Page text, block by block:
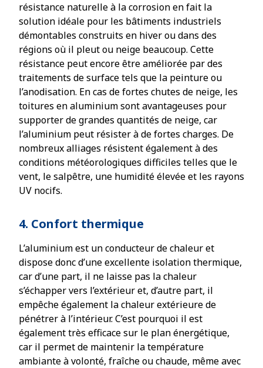
résistance naturelle à la corrosion en fait la
solution idéale pour les bâtiments industriels
démontables construits en hiver ou dans des
régions où il pleut ou neige beaucoup. Cette
résistance peut encore être améliorée par des
traitements de surface tels que la peinture ou
l’anodisation. En cas de fortes chutes de neige, les
toitures en aluminium sont avantageuses pour
supporter de grandes quantités de neige, car
l’aluminium peut résister à de fortes charges. De
nombreux alliages résistent également à des
conditions météorologiques difficiles telles que le
vent, le salpêtre, une humidité élevée et les rayons
UV nocifs.
4. Confort thermique
L’aluminium est un conducteur de chaleur et
dispose donc d’une excellente isolation thermique,
car d’une part, il ne laisse pas la chaleur
s’échapper vers l’extérieur et, d’autre part, il
empêche également la chaleur extérieure de
pénétrer à l’intérieur. C’est pourquoi il est
également très efficace sur le plan énergétique,
car il permet de maintenir la température
ambiante à volonté, fraîche ou chaude, même avec